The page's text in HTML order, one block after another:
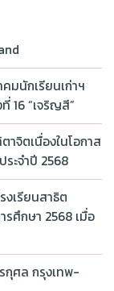
มนักเรียนเก่าฯ
16 “เจริญสี”
จิตเนื่องในโอกาส
ะจำปี 2568
งเรียนสาธิต
ศึกษา 2568 เมื่อ
กุศล กรุงเทพ-